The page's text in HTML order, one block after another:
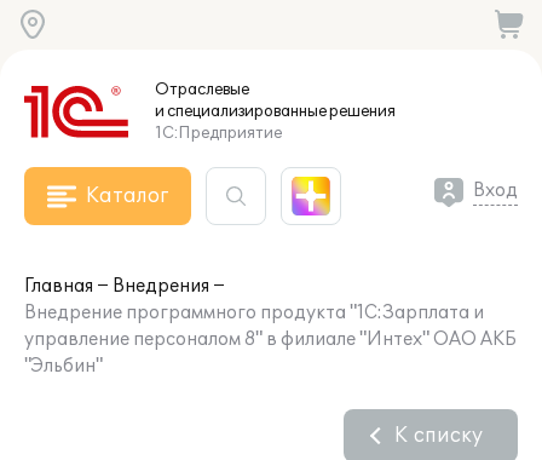
Отраслевые
и специализированныерешения
1С:Предприятие
Каталог Вход
Главная
Внедрения
Внедрение программного продукта "1С:Зарплата и
управление персоналом 8" в филиале "Интех" ОАО АКБ
"Эльбин"
К списку